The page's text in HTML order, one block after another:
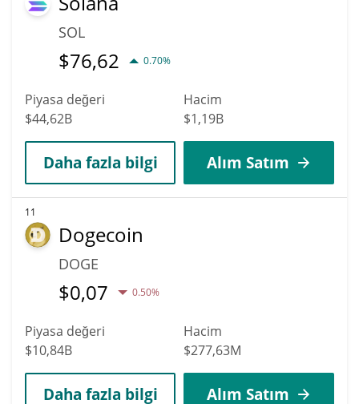
SOL
$76,62 0.70%
Piyasa değeri
$44,62B
Hacim
$1,19B
Daha fazla bilgi Alım Satım
11
Dogecoin
DOGE
$0,07 0.50%
Piyasa değeri
$10,84B
Hacim
$277,63M
Daha fazla bilgi Alım Satım